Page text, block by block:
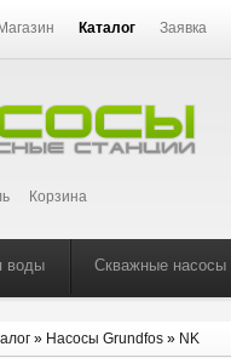
Магазин Каталог Заявка
Корзина
воды Скважные насосы
» Насосы Grundfos » NK